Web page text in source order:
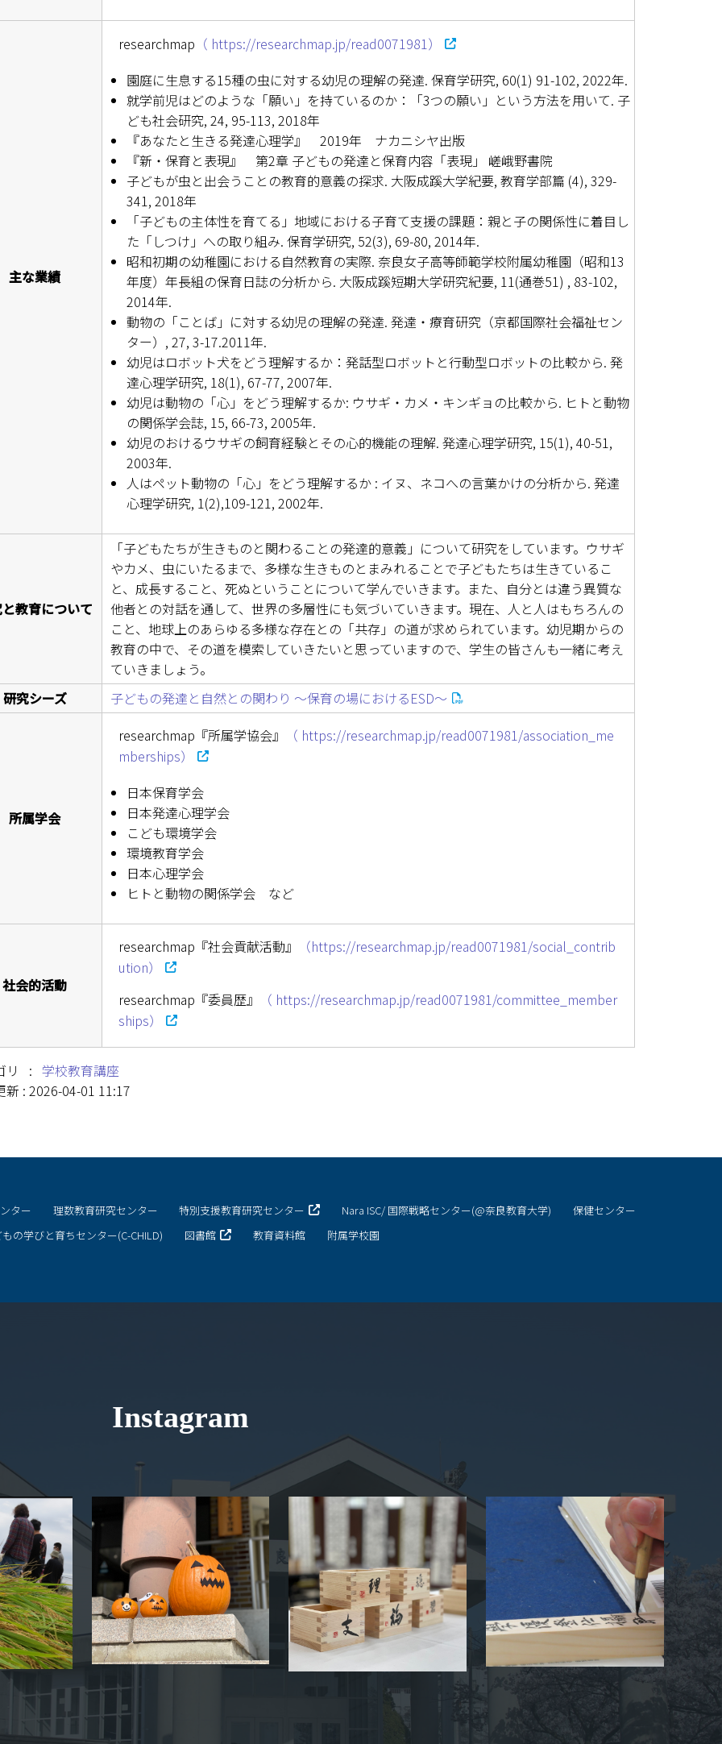
自然環境教育センター
理数教育研究センター
特別支援教育研究センター
Nara ISC/ 国際戦略センター
こどもの学びと育ちセンター(C-CHILD)
AED設置状況
お問い合わせ窓口一覧
キャンパスマップ
サイトポリシー
サイトマップ
交通アクセス
同窓会
教員一覧
附属学校園
主な業績
researchmap （ https://researchmap.jp/read0071981）
園庭に生息する15種の虫に対する幼児の理解の発達. 保育学研究, 60(1) 91-102, 2022年.
就学前児はどのような「願い」を持ているのか：「3つの願い」という方法を用いて. 子
ども社会研究, 24, 95-113, 2018年
『あなたと生きる発達心理学』 2019年 ナカニシヤ出版
『新・保育と表現』 第2章 子どもの発達と保育内容「表現」 嵯峨野書院
子どもが虫と出会うことの教育的意義の探求. 大阪成蹊大学紀要, 教育学部篇 (4), 329-
341, 2018年
「子どもの主体性を育てる」地域における子育て支援の課題：親と子の関係性に着目し
た「しつけ」への取り組み. 保育学研究, 52(3), 69-80, 2014年.
昭和初期の幼稚園における自然教育の実際. 奈良女子高等師範学校附属幼稚園（昭和13
年度）年長組の保育日誌の分析から. 大阪成蹊短期大学研究紀要, 11(通巻51) , 83-102,
2014年.
動物の「ことば」に対する幼児の理解の発達. 発達・療育研究（京都国際社会福祉セン
ター）, 27, 3-17.2011年.
幼児はロボット犬をどう理解するか：発話型ロボットと行動型ロボットの比較から. 発
達心理学研究, 18(1), 67-77, 2007年.
幼児は動物の「心」をどう理解するか: ウサギ・カメ・キンギョの比較から. ヒトと動物
の関係学会誌, 15, 66-73, 2005年.
幼児のおけるウサギの飼育経験とその心的機能の理解. 発達心理学研究, 15(1), 40-51,
2003年.
人はペット動物の「心」をどう理解するか : イヌ、ネコへの言葉かけの分析から. 発達
心理学研究, 1(2),109-121, 2002年.
教育について
「子どもたちが生きものと関わることの発達的意義」について研究をしています。ウサギ
やカメ、虫にいたるまで、多様な生きものとまみれることで子どもたちは生きているこ
と、成長すること、死ぬということについて学んでいきます。また、自分とは違う異質な
他者との対話を通して、世界の多層性にも気づいていきます。現在、人と人はもちろんの
こと、地球上のあらゆる多様な存在との「共存」の道が求められています。幼児期からの
教育の中で、その道を模索していきたいと思っていますので、学生の皆さんも一緒に考え
ていきましょう。
研究シーズ
子どもの発達と自然との関わり ～保育の場におけるESD～
所属学会
researchmap『所属学協会』
（ https://researchmap.jp/read0071981/association_me
mberships）
日本保育学会
日本発達心理学会
こども環境学会
環境教育学会
日本心理学会
ヒトと動物の関係学会 など
社会的活動
researchmap『社会貢献活動』
（https://researchmap.jp/read0071981/social_contrib
ution）
researchmap『委員歴』
（ https://researchmap.jp/read0071981/committee_member
ships）
リ : 学校教育講座
新 : 2026-04-01 11:17
ター 理数教育研究センター 特別支援教育研究センター Nara ISC/ 国際戦略センター(@奈良教育大学)
保健センター
もの学びと育ちセンター(C-CHILD)
図書館 教育資料館 附属学校園
Instagram